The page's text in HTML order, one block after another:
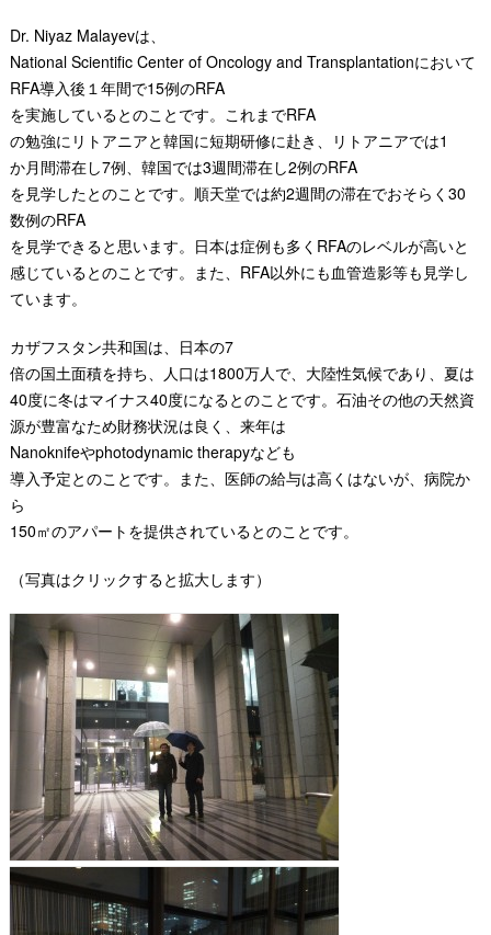
Dr. Niyaz Malayevは、
National Scientific Center of Oncology and Transplantationにおいて
RFA導入後１年間で15例のRFA
を実施しているとのことです。これまでRFA
の勉強にリトアニアと韓国に短期研修に赴き、リトアニアでは1
か月間滞在し7例、 韓国では3週間滞在し2例のRFA
を見学したとのことです。順天堂では約2週間の滞在でおそらく 30
数例のRFA
を見学できると思います。日本は症例も多くRFAのレベルが高いと
感じているとのことです。また、RFA以外にも血管造影等も見学し
ています。
カザフスタン共和国は、日本の7
倍の国土面積を持ち、人口は1800万人で、大陸性気候であり、夏は
40度に冬はマイナス40度になるとのことです。石油その他の天然資
源が豊富なため財務状況は良く、来年は
Nanoknifeやphotodynamic therapyなども
導入予定とのことです。また、医師の給与は高くはないが、病院か
ら
150㎡のアパートを提供されているとのことです。
（写真はクリックすると拡大します）